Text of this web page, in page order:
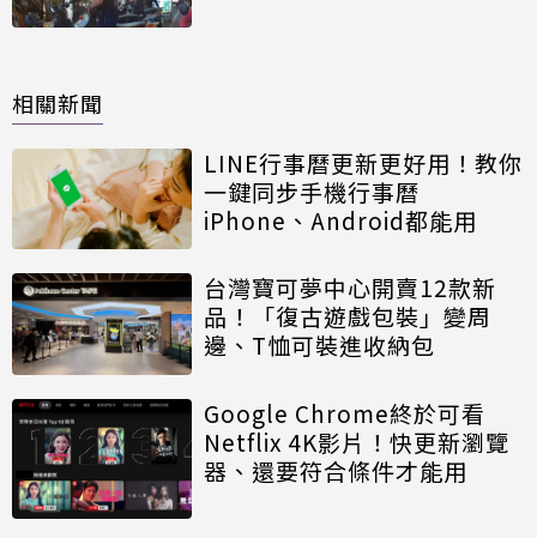
相關新聞
LINE行事曆更新更好用！教你
一鍵同步手機行事曆
iPhone、Android都能用
台灣寶可夢中心開賣12款新
品！「復古遊戲包裝」變周
邊、T恤可裝進收納包
Google Chrome終於可看
Netflix 4K影片！快更新瀏覽
器、還要符合條件才能用